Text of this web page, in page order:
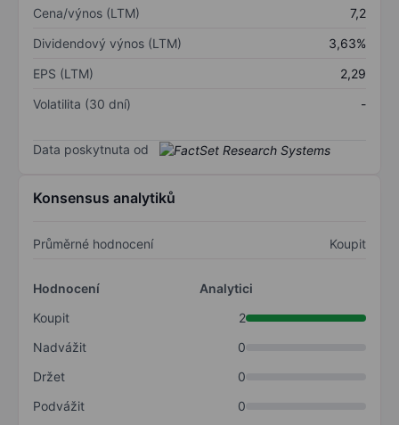
Cena/výnos (LTM)
7,2
Dividendový výnos (LTM)
3,63%
EPS (LTM)
2,29
Volatilita (30 dní)
-
Data poskytnuta od
Konsensus analytiků
Průměrné hodnocení Koupit
Hodnocení
Analytici
Koupit
2
Nadvážit
0
Držet
0
Podvážit
0